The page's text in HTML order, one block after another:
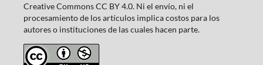
Creative Commons CC BY 4.0. Ni el envío, ni el
procesamiento de los artículos implica costos para los
autores o instituciones de las cuales hacen parte.